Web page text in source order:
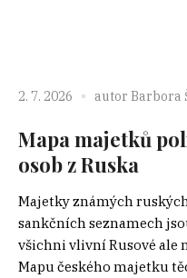
2. 7. 2026 autor Barbora
Mapa majetků
osob z Ruska
Majetky známých
sankčních seznamech
všichni vlivní Rusové ale
Mapu českého majetku